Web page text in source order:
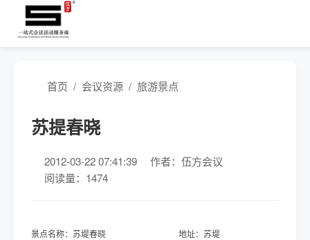
首页 / 会议资源 / 旅游景点
苏提春晓
2012-03-22 07:41:39
作者：伍方会议
阅读量：1474
景点名称：苏堤春晓 地址：苏堤